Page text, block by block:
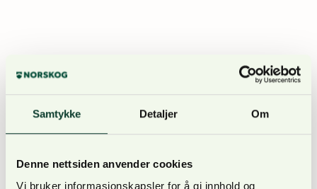
Samtykke Detaljer Om
Denne nettsiden anvender cookies
Vi bruker informasjonskapsler for å gi innhold og
Kvalifikasjoner
Relevant høyere utdannelse
God og presis skriftlig og muntlig
Kompetanse innen fotografering og